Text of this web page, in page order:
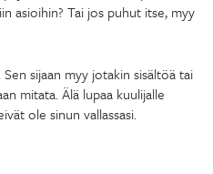
asioihin? Tai jos puhut itse, myy
sijaan myy jotakin sisältöä tai
mitata. Älä lupaa kuulijalle
ole sinun vallassasi.